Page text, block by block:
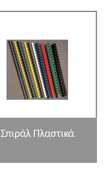
Σπιράλ Πλαστικά